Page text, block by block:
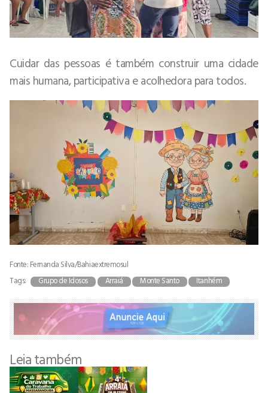
Cuidar das pessoas é também construir uma cidade
mais humana, participativa e acolhedora para todos.
Fonte: Fernanda Silva/Bahiaextremosul
Tags:
Grupo de Idosos Arraiá Monte Santo Itanhém
Leia também